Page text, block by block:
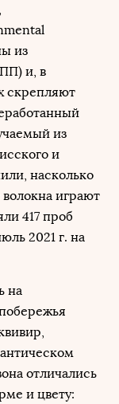
из
и, в
скрепляют
из
и
насколько
играют
417 проб
2021 г. на
на
отличались
и цвету: